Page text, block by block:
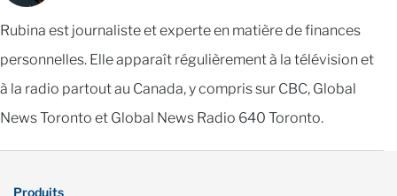
Rubina est journaliste et experte en matière de finances
personnelles. Elle apparaît régulièrement à la télévision et
à la radio partout au Canada, y compris sur CBC, Global
News Toronto et Global News Radio 640 Toronto.
Produits